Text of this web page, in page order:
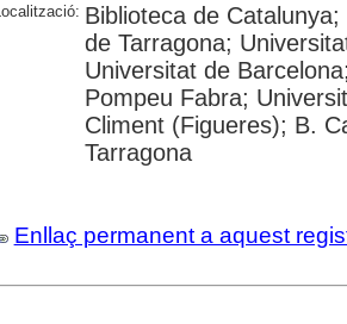
Localització: Biblioteca de
de Tarragona;
Universitat de
Pompeu Fabra;
Climent (Figueres); B.
Tarragona
Enllaç permanent a aquest